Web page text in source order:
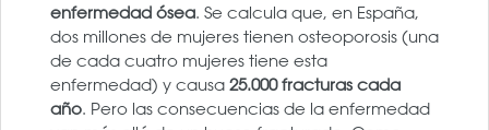
enfermedad ósea. Se calcula que, en España,
dos millones de mujeres tienen osteoporosis (una
de cada cuatro mujeres tiene esta
enfermedad) y causa 25.000 fracturas cada
año. Pero las consecuencias de la enfermedad